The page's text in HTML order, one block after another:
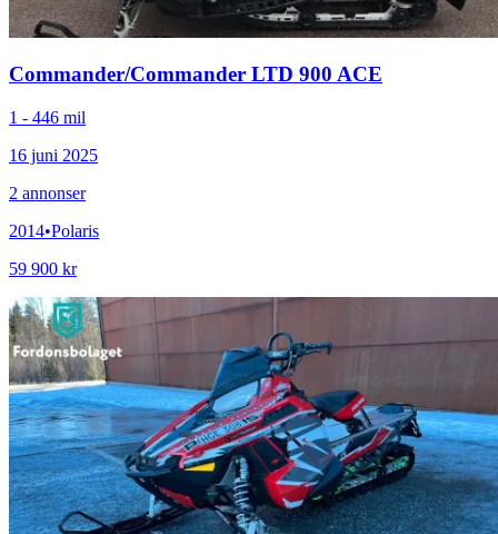
Commander/Commander LTD 900 ACE
1 - 446 mil
16 juni 2025
2 annonser
2014•Polaris
59 900 kr